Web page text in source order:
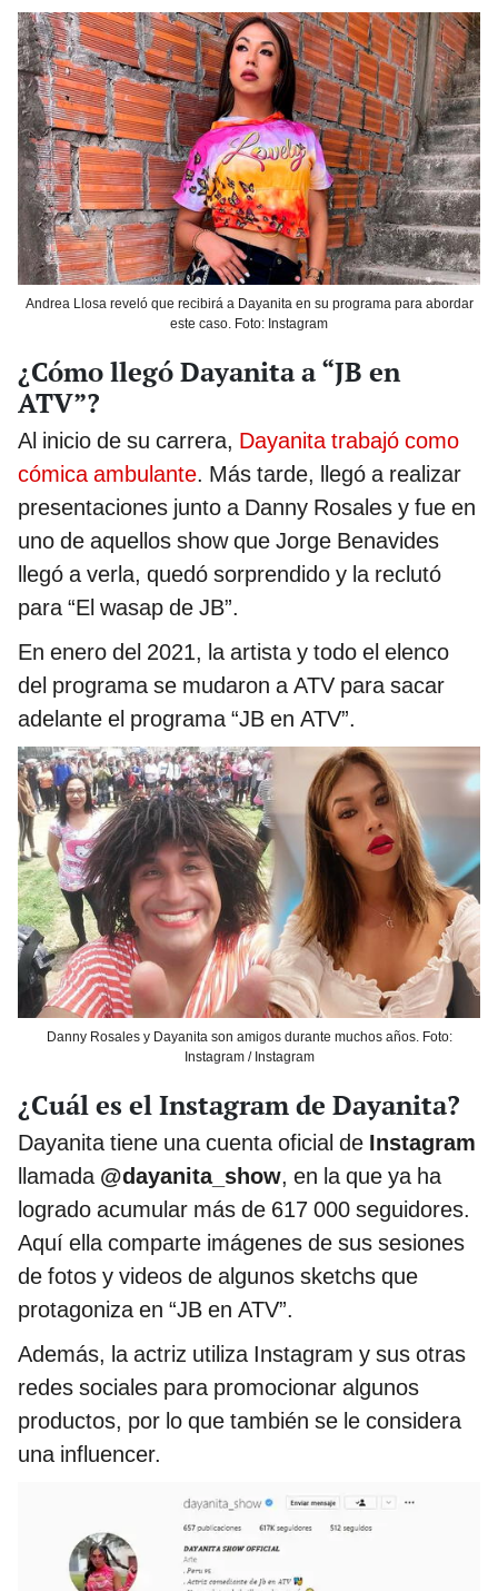
Andrea Llosa reveló que recibirá a Dayanita en su programa para abordar
este caso. Foto: Instagram
¿Cómo llegó Dayanita a “JB en
ATV”?
Al inicio de su carrera, Dayanita trabajó como
cómica ambulante. Más tarde, llegó a realizar
presentaciones junto a Danny Rosales y fue en
uno de aquellos show que Jorge Benavides
llegó a verla, quedó sorprendido y la reclutó
para “El wasap de JB”.
En enero del 2021, la artista y todo el elenco
del programa se mudaron a ATV para sacar
adelante el programa “JB en ATV”.
Danny Rosales y Dayanita son amigos durante muchos años. Foto:
Instagram / Instagram
¿Cuál es el Instagram de Dayanita?
Dayanita tiene una cuenta oficial de Instagram
llamada @dayanita_show, en la que ya ha
logrado acumular más de 617 000 seguidores.
Aquí ella comparte imágenes de sus sesiones
de fotos y videos de algunos sketchs que
protagoniza en “JB en ATV”.
Además, la actriz utiliza Instagram y sus otras
redes sociales para promocionar algunos
productos, por lo que también se le considera
una influencer.